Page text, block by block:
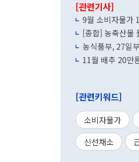
[관련기사]
9월 소비자물가
[종합] 농축산물
농식품부, 27일
11월 배추 20만
[관련키워드]
소비자물가
신선채소